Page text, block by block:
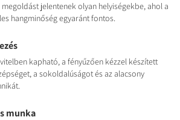
jelentenek olyan helyiségekbe, ahol a
hangminőség egyaránt fontos.
kapható, a fényűzően kézzel készített
a sokoldalúságot és az alacsony
munka